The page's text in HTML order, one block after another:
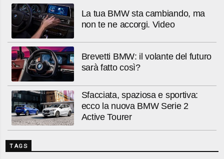
La tua BMW sta cambiando, ma
non te ne accorgi. Video
Brevetti BMW: il volante del futuro
sarà fatto così?
Sfacciata, spaziosa e sportiva:
ecco la nuova BMW Serie 2
Active Tourer
TAGS